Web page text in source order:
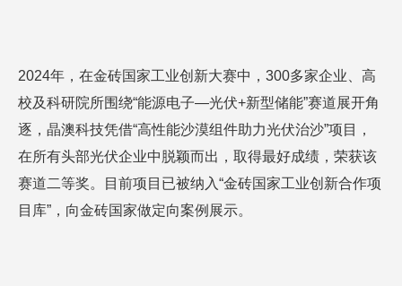
2024年，在金砖国家工业创新大赛中，300多家企业、高
校及科研院所围绕“能源电子—光伏+新型储能”赛道展开角
逐，晶澳科技凭借“高性能沙漠组件助力光伏治沙”项目，
在所有头部光伏企业中脱颖而出，取得最好成绩，荣获该
赛道二等奖。目前项目已被纳入“金砖国家工业创新合作项
目库”，向金砖国家做定向案例展示。